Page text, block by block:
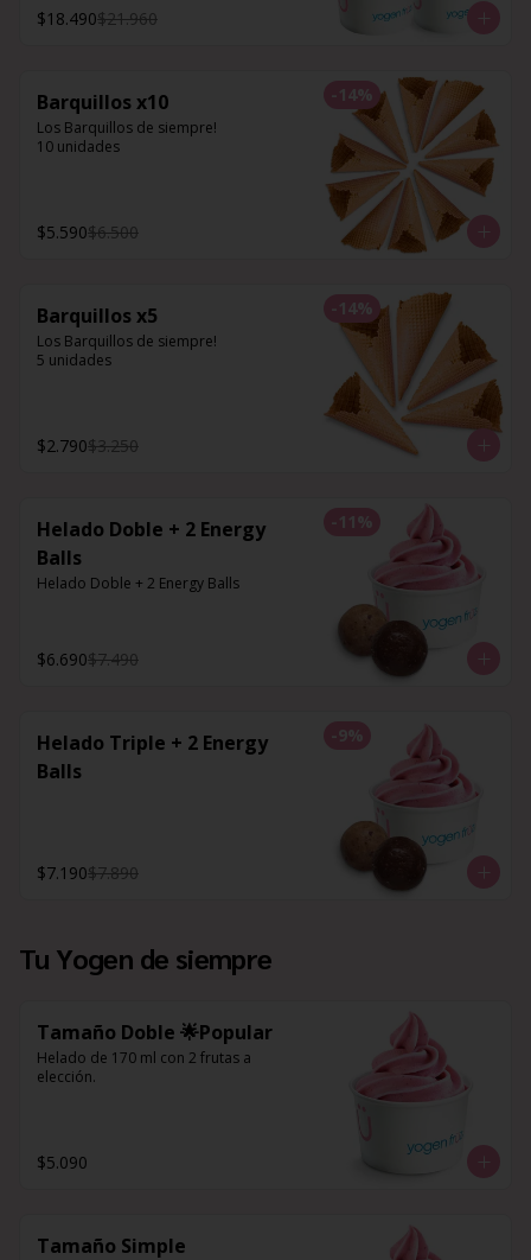
$18.490$21.960
-14%
Barquillos x10
Los Barquillos de siempre!
10 unidades
$5.590$6.500
-14%
Barquillos x5
Los Barquillos de siempre!
5 unidades
$2.790$3.250
-11 %
Helado Doble + 2 Energy
Balls
Helado Doble + 2 Energy Balls
$6.690$7.490
-9%
Helado Triple + 2 Energy
Balls
$7.190$7.890
Tu Yogen de siempre
Tamaño Doble 🌟Popular
Helado de 170 ml con 2 frutas a
elección.
$5.090
Tamaño Simple